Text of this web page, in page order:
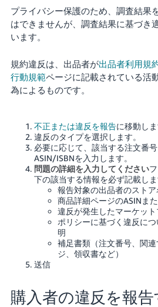
日
本
語
한
국
어
KR
日
語
-
JP
English
ロ
グ
イ
さ
っ
そ
く
始
プライバシー保護のため、調査結果
はできませんが、調査結果に基づき
います。
規約違反は、出品者が出品者利用規
行動規範ページに記載されている活
為によるものです。
不正または違反を報告に移動しま
違反のタイプを選択します。
必要に応じて、該当する注文番
ASIN/ISBNを入力します。
問題の詳細を入力してください
下の該当する情報を必ず記載しま
報告対象の出品者のスト
商品詳細ページのASINま
違反が発生したマーケット
ポリシーに基づく違反に
明
補足書類（注文番号、関
ジ、領収書など）
送信
購入者の違反を報告